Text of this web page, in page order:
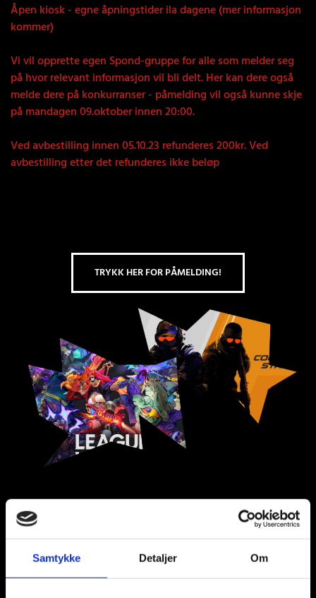
Samtykke Detaljer Om
Åpen kiosk - egne åpningstider ila dagene (mer informasjon
kommer)
Vi vil opprette egen Spond-gruppe for alle som melder seg
på hvor relevant informasjon vil bli delt. Her kan dere også
melde dere på konkurranser - påmelding vil også kunne skje
på mandagen 09.oktober innen 20:00.
Ved avbestilling innen 05.10.23 refunderes 200kr. Ved
avbestilling etter det refunderes ikke beløp
TRYKK HER FOR PÅMELDING!
Regler